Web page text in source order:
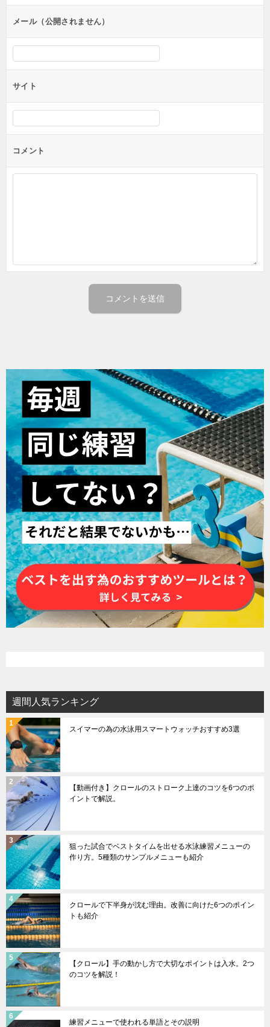
ンメール（公開されません）
サイト
コメント
週間人気ランキング
スイマーの為の水泳用スマートウォッチおすすめ3選
【動画付き】クロールのストローク上達のコツを6つのポ
イントで解説。
狙った試合でベストタイムを出せる水泳練習メニューの
作り方。5種類のサンプルメニューも紹介
クロールで下半身が沈む理由。改善に向けた6つのポイン
トも紹介
【クロール】手の動かし方で大切なポイントは入水。2つ
のコツを解説！
練習メニューで使われる単語とその説明